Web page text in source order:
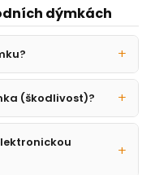
dýmkách
(škodlivost)?